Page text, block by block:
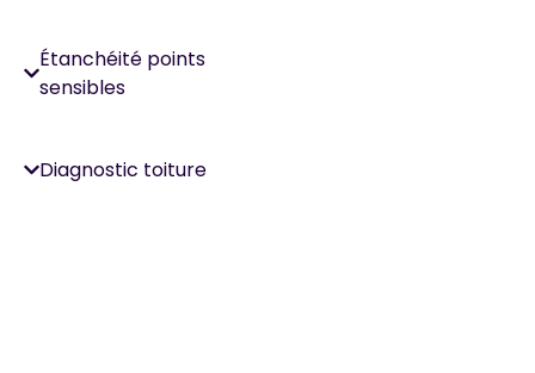
Étanchéité points
sensibles
Diagnostic toiture